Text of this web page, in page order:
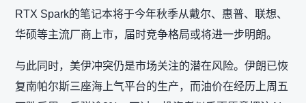
RTX Spark的笔记本将于今年秋季从戴尔、惠普、联想、
华硕等主流厂商上市，届时竞争格局或将进一步明朗。
与此同时，美伊冲突仍是市场关注的潜在风险。伊朗已恢
复南帕尔斯三座海上气平台的生产，而油价在经历上周五